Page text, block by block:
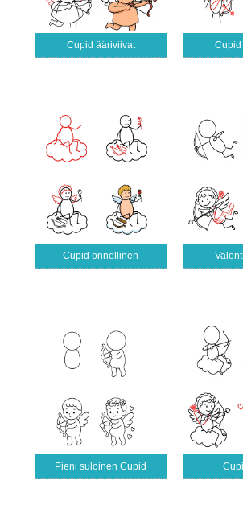
Cupid ääriviivat Cupid
Cupid onnellinen
Pieni suloinen Cupid